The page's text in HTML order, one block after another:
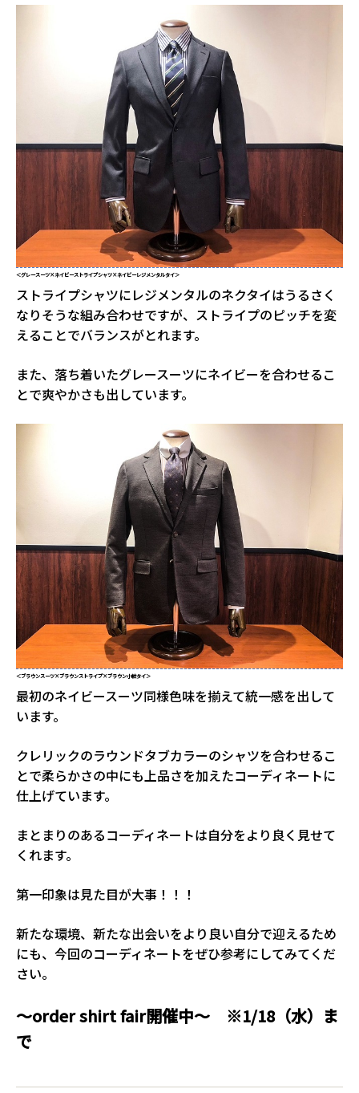
＜グレースーツ×ネイビーストライプシャツ×ネイビーレジメンタルタイ＞
ストライプシャツにレジメンタルのネクタイはうるさく
なりそうな組み合わせですが、ストライプのピッチを変
えることでバランスがとれます。
また、落ち着いたグレースーツにネイビーを合わせるこ
とで爽やかさも出しています。
＜ブラウンスーツ×ブラウンストライプ×ブラウン小紋タイ＞
最初のネイビースーツ同様色味を揃えて統一感を出して
います。
クレリックのラウンドタブカラーのシャツを合わせるこ
とで柔らかさの中にも上品さを加えたコーディネートに
仕上げています。
まとまりのあるコーディネートは自分をより良く見せて
くれます。
第一印象は見た目が大事！！！
新たな環境、新たな出会いをより良い自分で迎えるため
にも、今回のコーディネートをぜひ参考にしてみてくだ
さい。
～order shirt fair開催中～ ※1/18（水）ま
で